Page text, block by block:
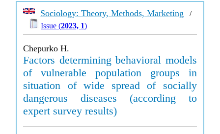
Sociology: Theory, Methods, Marketing /
Issue (2023, 1)
Chepurko H.
Factors determining behavioral models
of vulnerable population groups in
situation of wide spread of socially
dangerous diseases (according to
expert survey results)